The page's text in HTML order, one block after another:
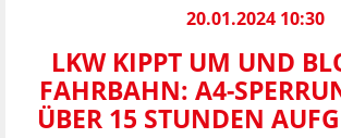
20.01.2024 10:30
LKW KIPPT UM UND
FAHRBAHN: A4-
ÜBER 15 STUNDEN